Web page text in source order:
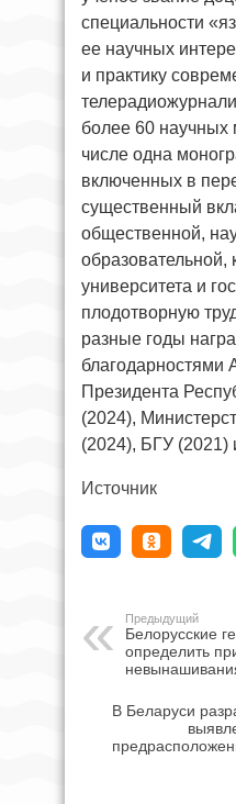
специальности
ее научных
и практику
более 60 научных
числе одна
включенных в
существенный
общественной,
образовательной,
университета и
плодотворную
разные годы
благодарностями
Президента
(2024),
(2024), БГУ (2021)
Источник
Предыдущий
Белорусские
определить
В Беларуси